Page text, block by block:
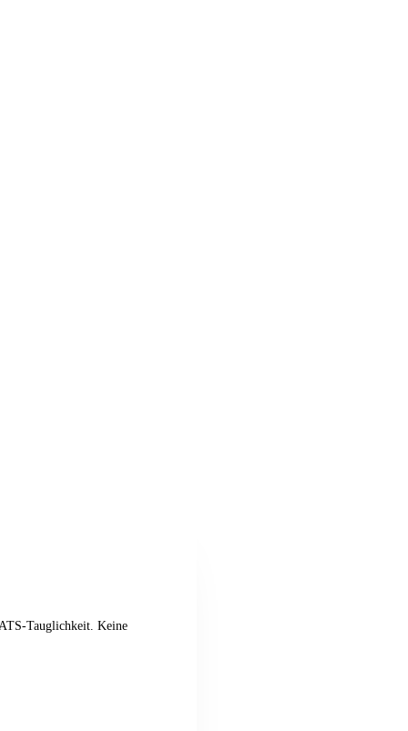
Tauglichkeit. Keine